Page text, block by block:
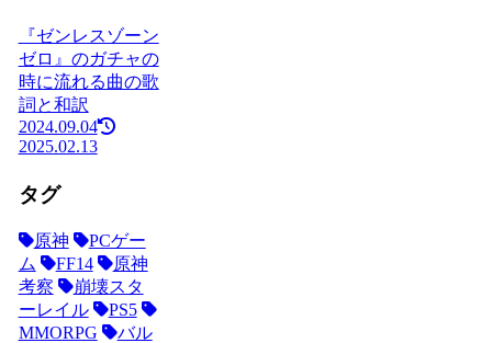
『ゼンレスゾーン
ゼロ』のガチャの
時に流れる曲の歌
詞と和訳
2024.09.04
2025.02.13
タグ
原神
PCゲー
ム
FF14
原神
考察
崩壊スタ
ーレイル
PS5
MMORPG
バル